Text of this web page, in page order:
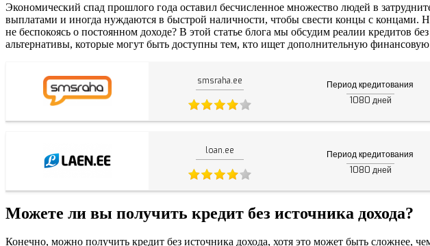
Экономический спад прошлого года оставил бесчисленное множество людей в
выплатами и иногда нуждаются в быстрой наличности, чтобы свести концы с концами.
не беспокоясь о постоянном доходе? В этой статье блога мы обсудим реалии кредитов
альтернативы, которые могут быть доступны тем, кто ищет дополнительную финансовую
smsraha.ee Период кредитования
1080 дней
loan.ee Период кредитования
1080 дней
Можете ли вы получить кредит без источника дохода?
Конечно, можно получить кредит без источника дохода, хотя это может быть сложнее,